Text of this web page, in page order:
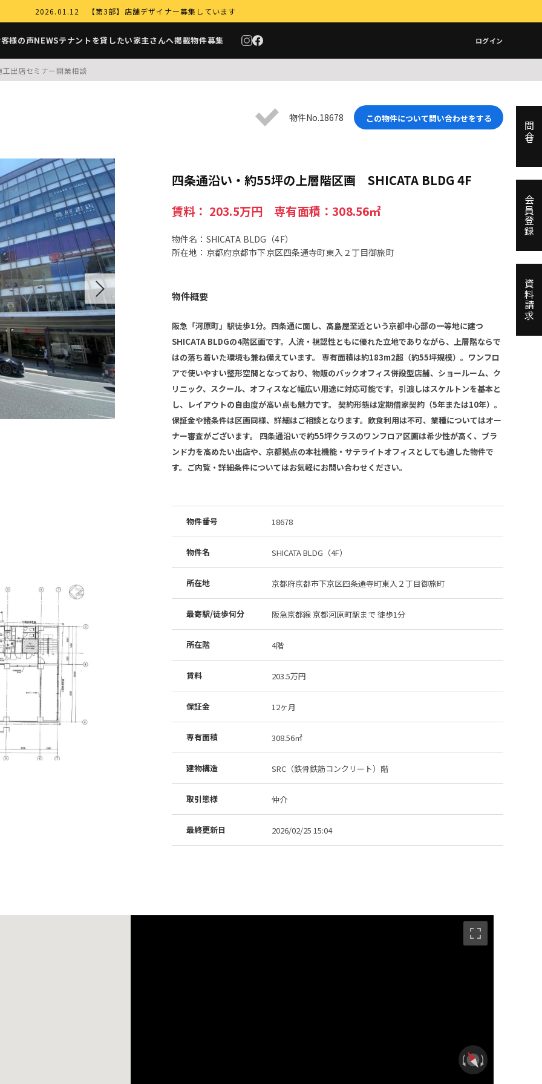
2026.01.12 【第3部】店舗デザイナー募集しています
様の声NEWSテナントを貸したい家主さんへ掲載物件募集 ログイン
工出店セミナー開業相談
物件No.18678 この物件について問い合わせをする
四条通沿い・約55坪の上層階区画 SHICATA BLDG 4F
賃料： 203.5万円 専有面積：308.56㎡
物件名：SHICATA BLDG（4F）
所在地：京都府京都市下京区四条通寺町東入２丁目御旅町
物件概要
阪急「河原町」駅徒歩1分。四条通に面し、高島屋至近という京都中心部の一等地に建つ
SHICATA BLDGの4階区画です。人流・視認性ともに優れた立地でありながら、上層階ならで
はの落ち着いた環境も兼ね備えています。 専有面積は約183m2超（約55坪規模）。ワンフロ
アで使いやすい整形空間となっており、物販のバックオフィス併設型店舗、ショールーム、ク
リニック、スクール、オフィスなど幅広い用途に対応可能です。引渡しはスケルトンを基本と
し、レイアウトの自由度が高い点も魅力です。 契約形態は定期借家契約（5年または10年）。
保証金や諸条件は区画同様、詳細はご相談となります。飲食利用は不可、業種についてはオー
ナー審査がございます。 四条通沿いで約55坪クラスのワンフロア区画は希少性が高く、ブラ
ンド力を高めたい出店や、京都拠点の本社機能・サテライトオフィスとしても適した物件で
す。ご内覧・詳細条件についてはお気軽にお問い合わせください。
物件番号 18678
物件名 SHICATA BLDG（4F）
所在地 京都府京都市下京区四条通寺町東入２丁目御旅町
最寄駅/徒歩何分 阪急京都線 京都河原町駅まで 徒歩1分
所在階 4階
賃料 203.5万円
保証金 12ヶ月
専有面積 308.56㎡
建物構造 SRC（鉄骨鉄筋コンクリート）階
取引態様 仲介
最終更新日 2026/02/25 15:04
問合せ
会員登録
資料請求